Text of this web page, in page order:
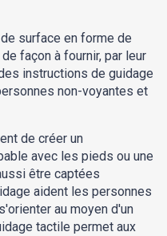
surface en forme de
façon à fournir, par leur
instructions de guidage
non-voyantes et
de créer un
avec les pieds ou une
être captées
aident les personnes
au moyen d'un
tactile permet aux